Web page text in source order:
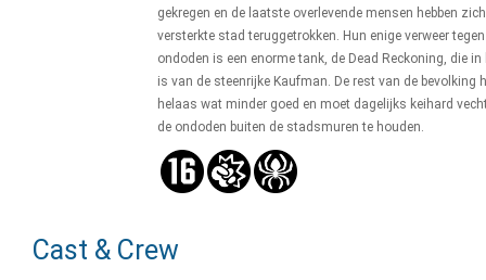
gekregen en de laatste overlevende mensen hebben
versterkte stad teruggetrokken. Hun enige verweer
ondoden is een enorme tank, de Dead Reckoning, die in
is van de steenrijke Kaufman. De rest van de bevolking
helaas wat minder goed en moet dagelijks keihard
de ondoden buiten de stadsmuren te houden.
Cast & Crew